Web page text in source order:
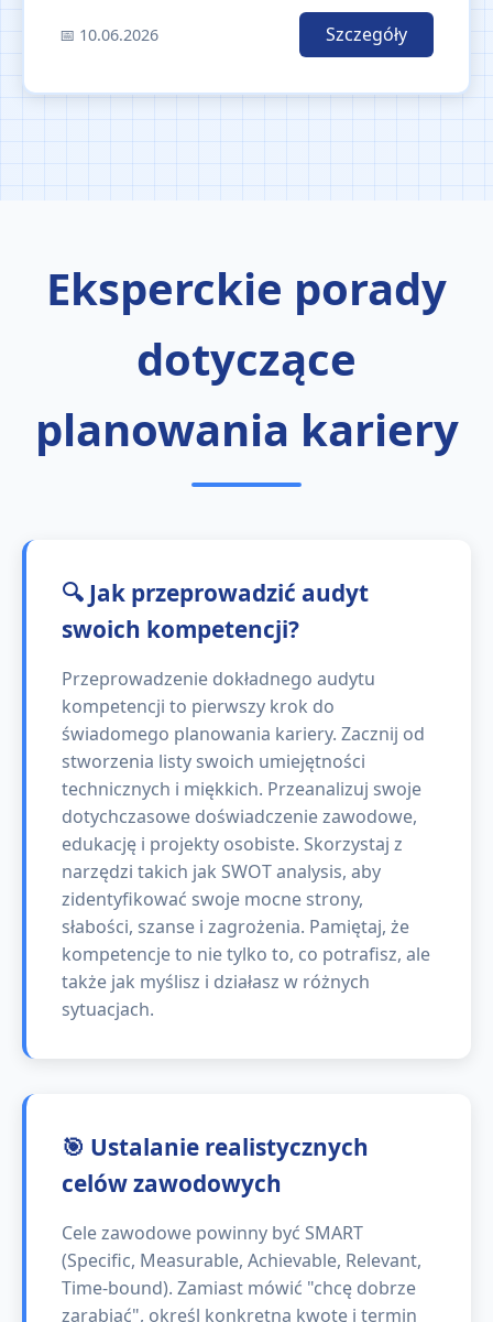
📅 10.06.2026 Szczegóły
Eksperckie porady
dotyczące
planowania kariery
🔍 Jak przeprowadzić audyt
swoich kompetencji?
Przeprowadzenie dokładnego audytu
kompetencji to pierwszy krok do
świadomego planowania kariery. Zacznij od
stworzenia listy swoich umiejętności
technicznych i miękkich. Przeanalizuj swoje
dotychczasowe doświadczenie zawodowe,
edukację i projekty osobiste. Skorzystaj z
narzędzi takich jak SWOT analysis, aby
zidentyfikować swoje mocne strony,
słabości, szanse i zagrożenia. Pamiętaj, że
kompetencje to nie tylko to, co potrafisz, ale
także jak myślisz i działasz w różnych
sytuacjach.
🎯 Ustalanie realistycznych
celów zawodowych
Cele zawodowe powinny być SMART
(Specific, Measurable, Achievable, Relevant,
Time-bound). Zamiast mówić "chcę dobrze
zarabiać", określ konkretną kwotę i termin